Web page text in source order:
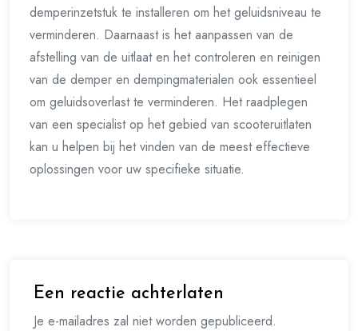
demperinzetstuk te installeren om het geluidsniveau te
verminderen. Daarnaast is het aanpassen van de
afstelling van de uitlaat en het controleren en reinigen
van de demper en dempingmaterialen ook essentieel
om geluidsoverlast te verminderen. Het raadplegen
van een specialist op het gebied van scooteruitlaten
kan u helpen bij het vinden van de meest effectieve
oplossingen voor uw specifieke situatie.
Een reactie achterlaten
Je e-mailadres zal niet worden gepubliceerd.